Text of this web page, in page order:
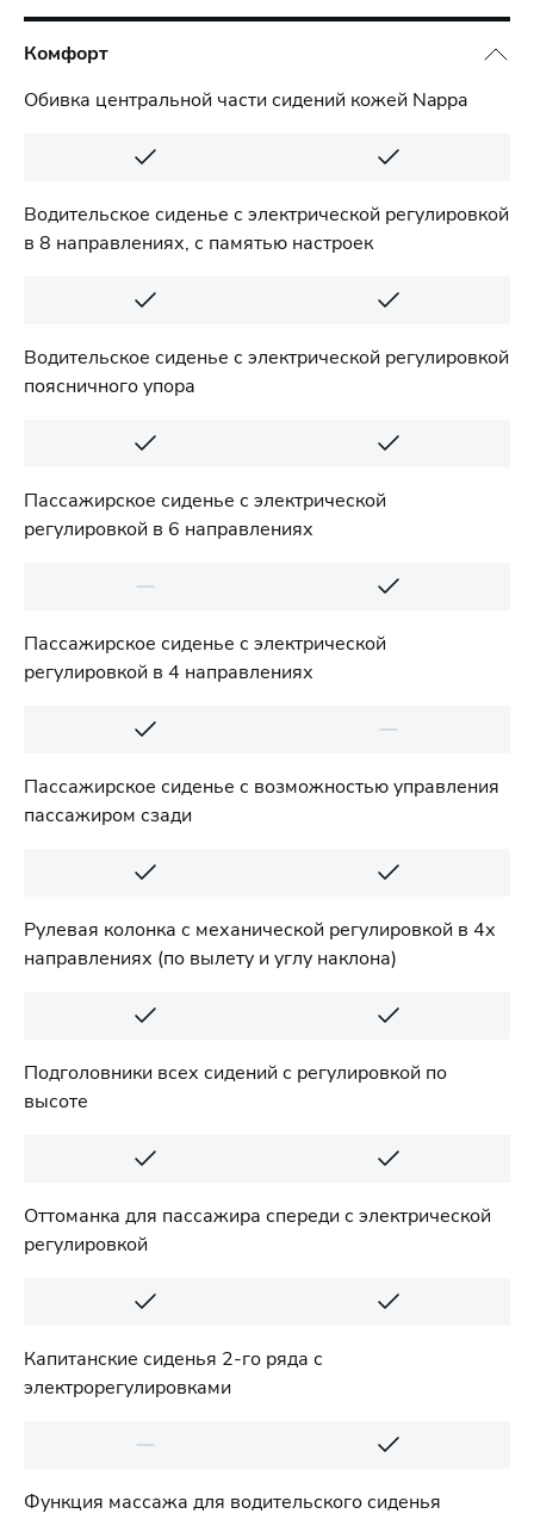
Комфорт
Обивка центральной части сидений кожей Nappa
Водительское сиденье с электрической регулировкой
в 8 направлениях, с памятью настроек
Водительское сиденье с электрической регулировкой
поясничного упора
Пассажирское сиденье с электрической
регулировкой в 6 направлениях
Пассажирское сиденье с электрической
регулировкой в 4 направлениях
Пассажирское сиденье с возможностью управления
пассажиром сзади
Рулевая колонка с механической регулировкой в 4х
направлениях (по вылету и углу наклона)
Подголовники всех сидений с регулировкой по
высоте
Оттоманка для пассажира спереди с электрической
регулировкой
Капитанские сиденья 2-го ряда с
электрорегулировками
Функция массажа для водительского сиденья